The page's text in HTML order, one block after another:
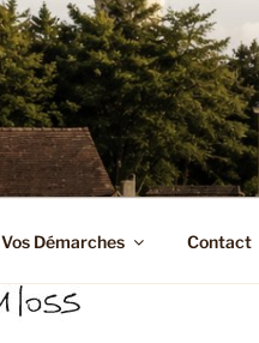
Vos Démarches Contact